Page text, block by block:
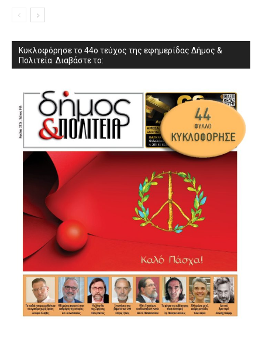
Κυκλοφόρησε το 44ο τεύχος της εφημερίδας Δήμος &
Πολιτεία. Διαβάστε το: